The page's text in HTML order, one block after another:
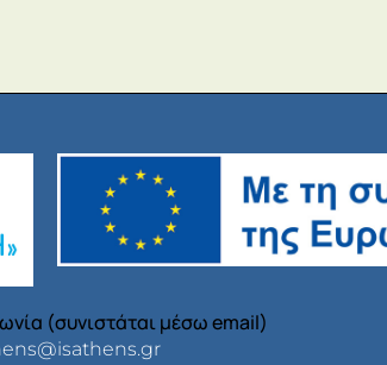
(συνιστάται μέσω email)